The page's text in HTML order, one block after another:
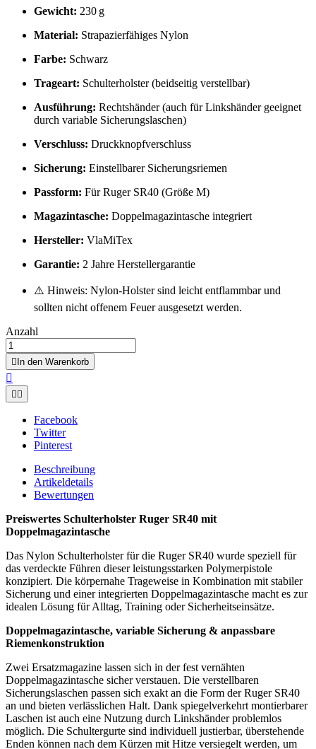
Gewicht: 230 g
Material: Strapazierfähiges Nylon
Farbe: Schwarz
Trageart: Schulterholster (beidseitig verstellbar)
Ausführung: Rechtshänder (auch für Linkshänder geeignet
durch variable Sicherungslaschen)
Verschluss: Druckknopfverschluss
Sicherung: Einstellbarer Sicherungsriemen
Passform: Für Ruger SR40 (Größe M)
Magazintasche: Doppelmagazintasche integriert
Hersteller: VlaMiTex
Garantie: 2 Jahre Herstellergarantie
⚠️ Hinweis: Nylon-Holster sind leicht entflammbar und
sollten nicht offenem Feuer ausgesetzt werden.
Anzahl
In den Warenkorb


Facebook
Twitter
Pinterest
Beschreibung
Artikeldetails
Bewertungen
Preiswertes Schulterholster Ruger SR40 mit
Doppelmagazintasche
Das Nylon Schulterholster für die Ruger SR40 wurde speziell für
das verdeckte Führen dieser leistungsstarken Polymerpistole
konzipiert. Die körpernahe Trageweise in Kombination mit stabiler
Sicherung und einer integrierten Doppelmagazintasche macht es zur
idealen Lösung für Alltag, Training oder Sicherheitseinsätze.
Doppelmagazintasche, variable Sicherung & anpassbare
Riemenkonstruktion
Zwei Ersatzmagazine lassen sich in der fest vernähten
Doppelmagazintasche sicher verstauen. Die verstellbaren
Sicherungslaschen passen sich exakt an die Form der Ruger SR40
an und bieten verlässlichen Halt. Dank spiegelverkehrt montierbarer
Laschen ist auch eine Nutzung durch Linkshänder problemlos
möglich. Die Schultergurte sind individuell justierbar, überstehende
Enden können nach dem Kürzen mit Hitze versiegelt werden, um